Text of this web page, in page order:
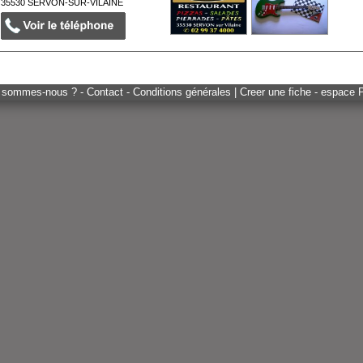
35530SERVON-SUR-VILAINE
nous ? - Contact - Conditions générales Creer une fiche - espace